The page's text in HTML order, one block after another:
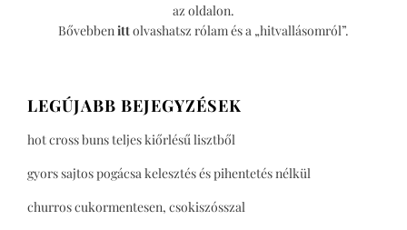
az oldalon.
Bővebben ittolvashatsz rólam és a „hitvallásomról”.
LEGÚJABB BEJEGYZÉSEK
hot cross buns teljes kiőrlésű lisztből
gyors sajtos pogácsa kelesztés és pihentetés nélkül
churros cukormentesen, csokiszósszal